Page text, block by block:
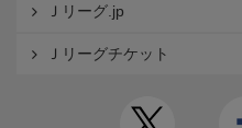
Ｊリーグ.jp
Ｊリーグチケット